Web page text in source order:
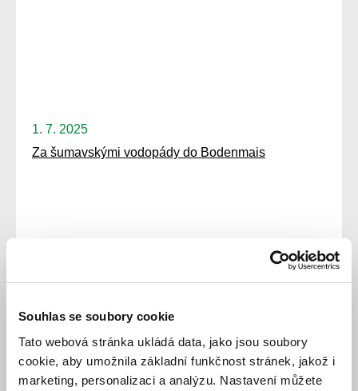
Souhlas se soubory cookie
Tato webová stránka ukládá data, jako jsou soubory
cookie, aby umožnila základní funkčnost stránek, jakož i
marketing, personalizaci a analýzu. Nastavení můžete
1. 7. 2025
Za šumavskými vodopády do Bodenmais
Za barokními skvosty Manětínska